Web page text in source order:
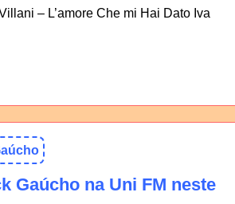
– L’amore Che mi Hai Dato Iva
Gaúcho na Uni FM neste